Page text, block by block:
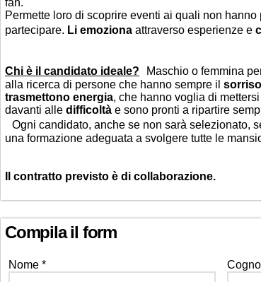
fan.
Permette loro di scoprire eventi ai quali non
partecipare. Li emoziona attraverso esperienze e
Chi è il candidato ideale? Maschio o femmina
alla ricerca di persone che hanno sempre il
trasmettono energia, che hanno voglia di
davanti alle difficoltà e sono pronti a ripartire
Ogni candidato, anche se non sarà selezionato,
una formazione adeguata a svolgere tutte le
Il contratto previsto è di collaborazione.
Compila il form
Nome *